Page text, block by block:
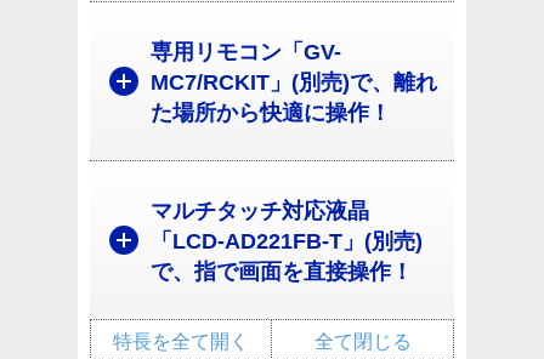
専用リモコン「GV-
MC7/RCKIT」(別売)で、離れ
た場所から快適に操作！
マルチタッチ対応液晶
「LCD-AD221FB-T」(別売)
で、指で画面を直接操作！
全て閉じる
特長を全て開く